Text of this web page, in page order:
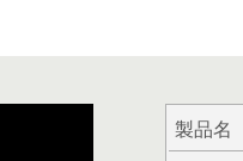
製品名